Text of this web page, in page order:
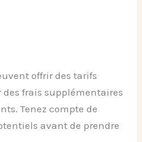
offrir des tarifs
frais supplémentaires
Tenez compte de
avant de prendre